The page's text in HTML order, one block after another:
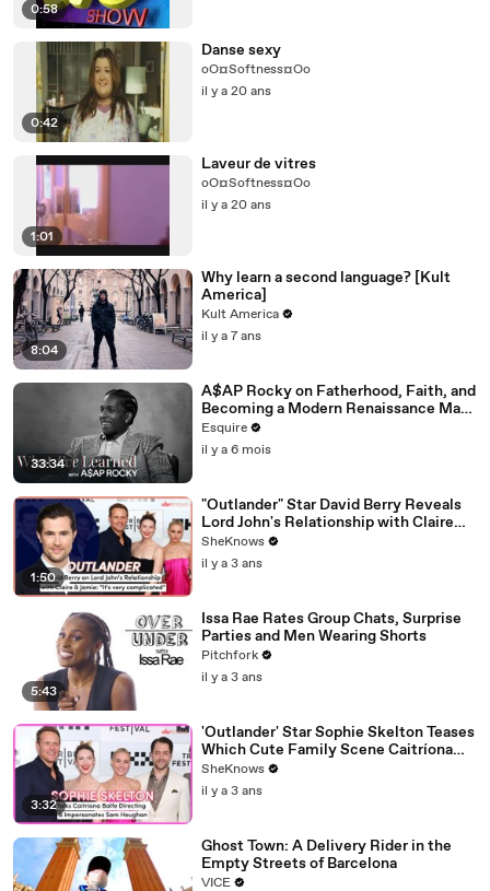
0:58
0:42
Danse sexy
oO¤Softness¤Oo
il y a 20 ans
1:01
Laveur de vitres
oO¤Softness¤Oo
il y a 20 ans
8:04
Why learn a second language? [Kult
America]
Kult America
il y a 7 ans
33:34
A$AP Rocky on Fatherhood, Faith, and
Becoming a Modern Renaissance Man |
What I’ve Learned | Esquire
Esquire
il y a 6 mois
1:50
"Outlander" Star David Berry Reveals
Lord John's Relationship with Claire
Gets 'Complicated' in Season 7
SheKnows
il y a 3 ans
5:43
Issa Rae Rates Group Chats, Surprise
Parties and Men Wearing Shorts
Pitchfork
il y a 3 ans
3:32
'Outlander' Star Sophie Skelton Teases
Which Cute Family Scene Caitríona
Balfe Directed & Gives the Ultimate
Sam Heughan Impersonation
SheKnows
il y a 3 ans
Ghost Town: A Delivery Rider in the
Empty Streets of Barcelona
VICE